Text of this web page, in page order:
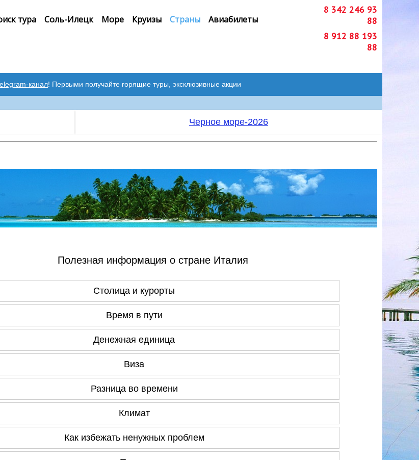
тура Соль-Илецк Море Круизы Страны Авиабилеты
8 342 246 93
88
8 912 88 193
88
канал! Первыми получайте горящие туры, эксклюзивные акции
Черное море-2026
Полезная информация о стране Италия
Столица и курорты
Время в пути
Денежная единица
Виза
Разница во времени
Климат
Как избежать ненужных проблем